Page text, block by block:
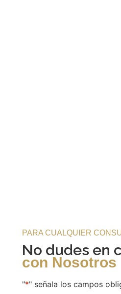
PARA CUALQUIER
No dudes en
con Nosotros
"*" señala los campos